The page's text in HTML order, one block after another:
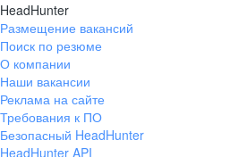
HeadHunter
Размещение вакансий
Поиск по резюме
О компании
Наши вакансии
Реклама на сайте
Требования к ПО
Безопасный HeadHunter
HeadHunter API